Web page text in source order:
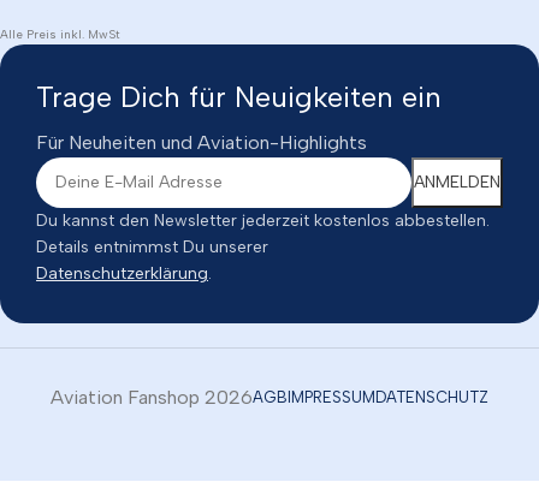
Alle Preis inkl. MwSt
Trage Dich für Neuigkeiten ein
Für Neuheiten und Aviation-Highlights
Du kannst den Newsletter jederzeit kostenlos abbestellen.
Details entnimmst Du unserer
Datenschutzerklärung.
Aviation Fanshop 2026AGBIMPRESSUMDATENSCHUTZ